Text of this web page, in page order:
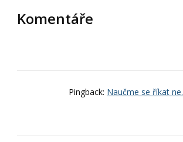
Komentáře
Pingback: Naučme se říkat ne.